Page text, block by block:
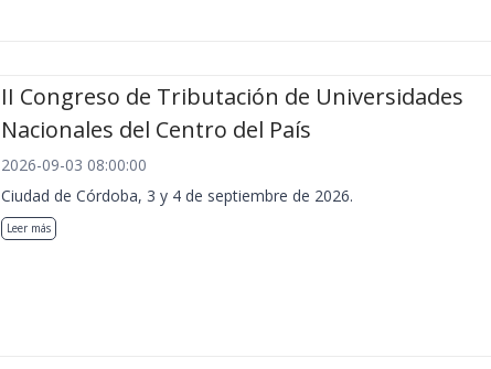
II Congreso de Tributación de Universidades
Nacionales del Centro del País
2026-09-03 08:00:00
Ciudad de Córdoba, 3 y 4 de septiembre de 2026.
Leer más